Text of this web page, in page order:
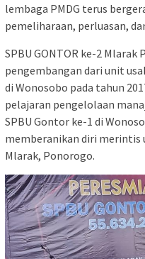
lembaga PMDG terus
pemeliharaan, perluasan,
SPBU GONTOR ke-2
pengembangan dari unit
di Wonosobo pada tahun
pelajaran pengelolaan
SPBU Gontor ke-1 di
memberanikan diri merintis
Mlarak, Ponorogo.